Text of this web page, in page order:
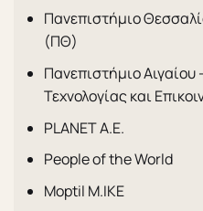
Πανεπιστήμιο
(ΠΘ)
Πανεπιστήμιο Αιγαίου
Τεχνολογίας και
PLANET Α.Ε.
People of the World
Moptil Μ.IKE